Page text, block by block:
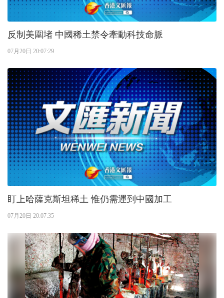
反制美圍堵 中國稀土禁令牽動科技命脈
07月20日 20:07:29
盯上哈薩克斯坦稀土 惟仍需運到中國加工
07月20日 20:07:35